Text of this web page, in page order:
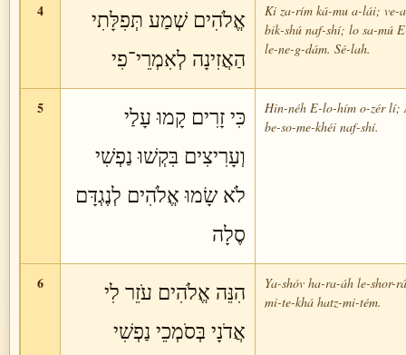
4
אֱלֹהִים שְׁמַע תְּפִלָּתִי
הַאֲזִינָה לְאִמְרֵי־פִי
Ki za-rím ká-mu a-lái; ve-
bik-shú naf-shí; lo sa-mú
le-ne-g-dám. Sé-lah.
5
כִּי זָרִים קָמוּ עָלַי
וְעָרִיצִים בִּקְשׁוּ נַפְשִׁי
לֹא שָׂמוּ אֱלֹהִים לְנֶגְדָּם
סֶלָה
Hin-néh E-lo-hím o-zér lí;
be-so-me-khéi naf-shí.
6
הִנֵּה אֱלֹהִים עֹזֵר לִי
אֲדֹנָי בְּסֹמְכֵי נַפְשִׁי
Ya-shóv ha-ra-áh le-shor-
mi-te-khá hatz-mi-tém.